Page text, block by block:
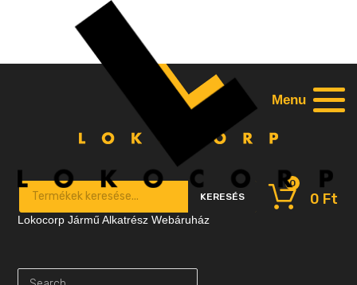
Products search
KERESÉS 0 Ft
0
Lokocorp Jármű Alkatrész Webáruház
Menu